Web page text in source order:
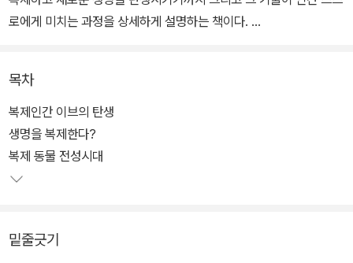
로에게 미치는 과정을 상세하게 설명하는 책이다.
되어 왔는가. 미래 산업의 일환으로 무한한 수익성이 담보되는 인간
복제에 대해 왜 그토록 의견이 분분한 것인가 등 복제인간의 찬반양
론에 대해서도 중립적이면서도 친절하게 설명한다.
목차
복제인간 이브의 탄생
생명을 복제한다?
복제 동물 전성시대
밑줄긋기